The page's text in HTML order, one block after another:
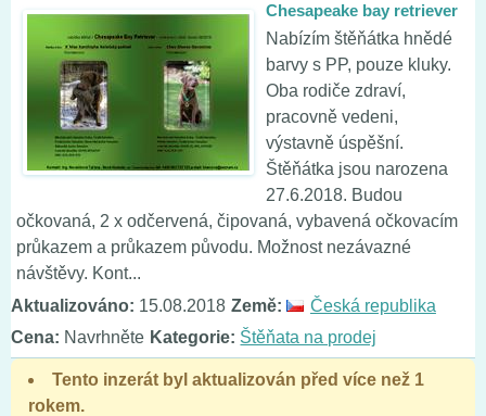
Chesapeake bay retriever
Nabízím štěňátka hnědé
barvy s PP, pouze kluky.
Oba rodiče zdraví,
pracovně vedeni,
výstavně úspěšní.
Štěňátka jsou narozena
27.6.2018. Budou
očkovaná, 2 x odčervená, čipovaná, vybavená očkovacím
průkazem a průkazem původu. Možnost nezávazné
návštěvy. Kont...
Aktualizováno: 15.08.2018 Země:
Česká republika
Cena: Navrhněte Kategorie: Štěňata na prodej
Tento inzerát byl aktualizován před více než 1
rokem.